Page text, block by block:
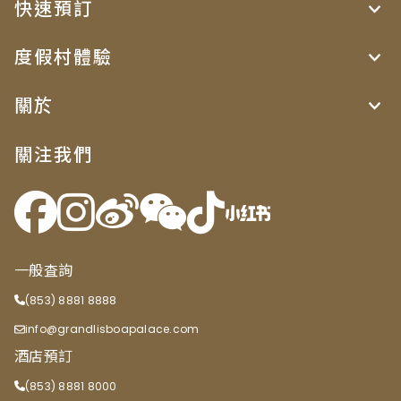
快速預訂
度假村體驗
關於
關注我們
一般査詢
(853) 8881 8888
info@grandlisboapalace.com
酒店預訂
(853) 8881 8000